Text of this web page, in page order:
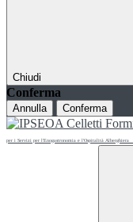
Chiudi
Conferma
Annulla Conferma
per i Servizi per l'Enogastronomia e l'Ospitalità Alberghiera